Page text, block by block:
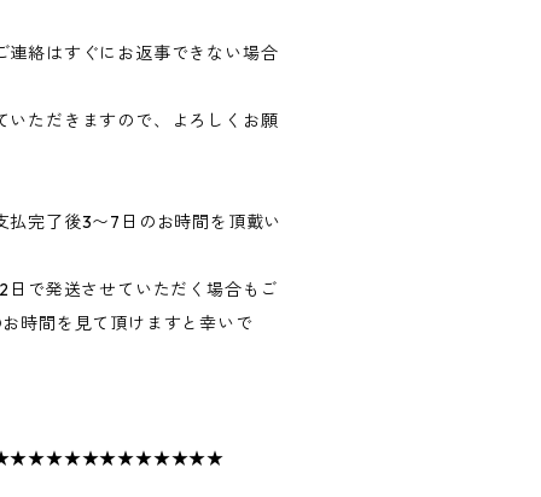
連絡はすぐにお返事できない場合
いただきますので、よろしくお願
払完了後3〜7日のお時間を頂戴い
日で発送させていただく場合もご
時間を見て頂けますと幸いで